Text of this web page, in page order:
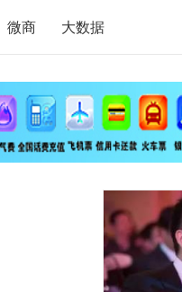
微商 大数据